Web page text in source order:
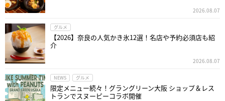
2026.08.07
グルメ
【2026】奈良の人気かき氷12選！名店や予約必須店も紹
介
2026.08.07
NEWS グルメ
限定メニュー続々！グラングリーン大阪 ショップ＆レス
トランでスヌーピーコラボ開催